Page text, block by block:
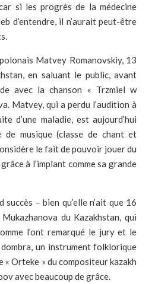
si les progrès de la médecine
d’entendre, il n’aurait peut-être
Matvey Romanovskiy, 13
en saluant le public, avant
avec la chanson « Trzmiel w
Matvey, qui a perdu l’audition à
d’une maladie, est aujourd’hui
de musique (classe de chant et
le fait de pouvoir jouer du
à l’implant comme sa grande
– bien qu’elle n’ait que 16
du Kazakhstan, qui
l’ont remarqué le jury et le
un instrument folklorique
« Orteke » du compositeur kazakh
avec beaucoup de grâce.